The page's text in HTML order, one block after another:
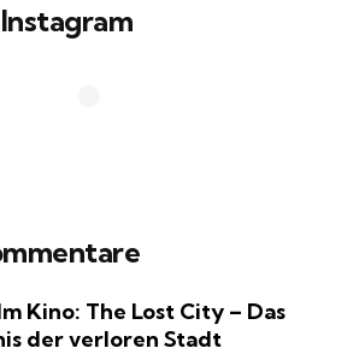
Kino: The Lost City – Das
der verloren Stadt